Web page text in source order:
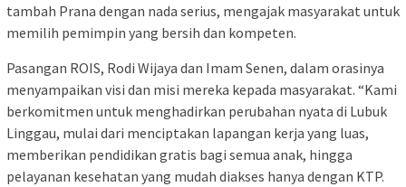
tambah Prana dengan nada serius, mengajak masyarakat untuk
memilih pemimpin yang bersih dan kompeten.
Pasangan ROIS, Rodi Wijaya dan Imam Senen, dalam orasinya
menyampaikan visi dan misi mereka kepada masyarakat. “Kami
berkomitmen untuk menghadirkan perubahan nyata di Lubuk
Linggau, mulai dari menciptakan lapangan kerja yang luas,
memberikan pendidikan gratis bagi semua anak, hingga
pelayanan kesehatan yang mudah diakses hanya dengan KTP.